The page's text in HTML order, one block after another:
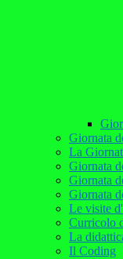
Giornata
La
Giornata
Giornata
Giornata
Le visite
Curricolo
La
Il Coding